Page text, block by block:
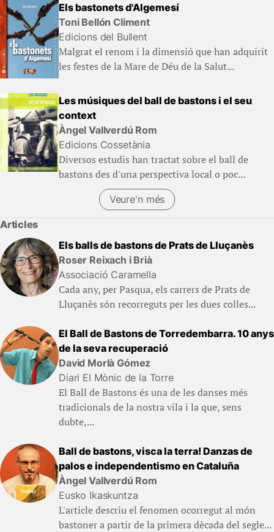
Els bastonets d'Algemesí
Toni Bellón Climent
Edicions del Bullent
Malgrat el renom i la dimensió que han adquirit
les festes de la Mare de Déu de la Salut...
Les músiques del ball de bastons i el seu
context
Àngel Vallverdú Rom
Edicions Cossetània
Diversos estudis han tractat sobre el ball de
bastons des d'una perspectiva local o poc...
Veure'n més
(Llibres)
Articles
Els balls de bastons de Prats de Lluçanès
Roser Reixach i Brià
Associació Caramella
Cada any, per Pasqua, els carrers de Prats de
Lluçanès són recorreguts per les dues colles...
El Ball de Bastons de Torredembarra. 10 anys
de la seva recuperació
David Morlà Gómez
Diari El Mònic de la Torre
El Ball de Bastons és una de les danses més
tradicionals de la nostra vila i la que, sens
dubte,...
Ball de bastons, visca la terra! Danzas de
palos e independentismo en Cataluña
Àngel Vallverdú Rom
Eusko Ikaskuntza
L'article descriu el fenomen ocorregut al món
bastoner a partir de la primera dècada del segle...